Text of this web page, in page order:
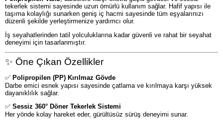
tekerlek sistemi sayesinde uzun ömürlü kullanım sağlar. Hafif yapısı ile
taşıma kolaylığı sunarken geniş iç hacmi sayesinde tüm eşyalarınızı
düzenli şekilde yerleştirmenize yardımcı olur.
İş seyahatlerinden tatil yolculuklarına kadar güvenli ve rahat bir seyahat
deneyimi için tasarlanmıştır.
✨ Öne Çıkan Özellikler
✅ Polipropilen (PP) Kırılmaz Gövde
Darbe emici esnek yapısı sayesinde çatlama ve kırılmaya karşı yüksek
dayanıklılık sağlar.
✅ Sessiz 360° Döner Tekerlek Sistemi
Her yönde kolay hareket eder, gürültüsüz sürüş deneyimi sunar.